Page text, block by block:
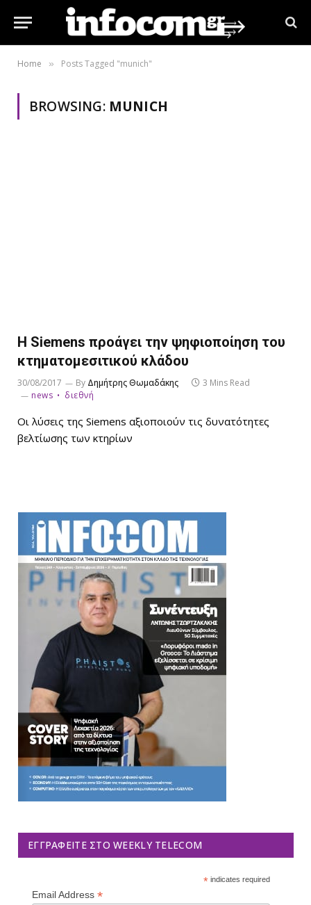
Home » Posts Tagged "munich"
BROWSING: MUNICH
Η Siemens προάγει την ψηφιοποίηση του
κτηματομεσιτικού κλάδου
30/08/2017 By Δημήτρης Θωμαδάκης
3 Mins Read
news
διεθνή
Οι λύσεις της Siemens αξιοποιούν τις δυνατότητες
βελτίωσης των κτηρίων
ΕΓΓΡΑΦΕΊΤΕ ΣΤΟ WEEKLY TELECOM
*indicates required
Email Address *